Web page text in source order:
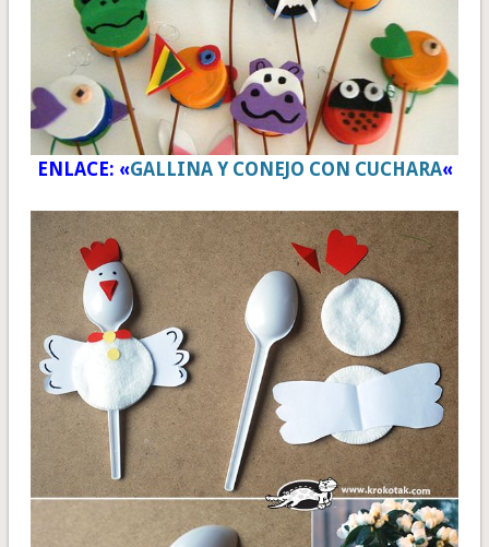
ENLACE: «GALLINA Y CONEJO CON CUCHARA«